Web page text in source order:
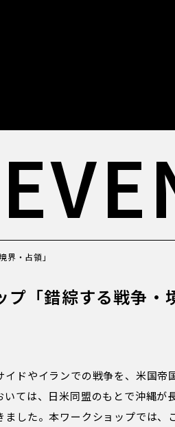
・占領」
「錯綜する戦争・
ドやイランでの戦争を、米国
ては、日米同盟のもとで沖縄
した。本ワークショップでは